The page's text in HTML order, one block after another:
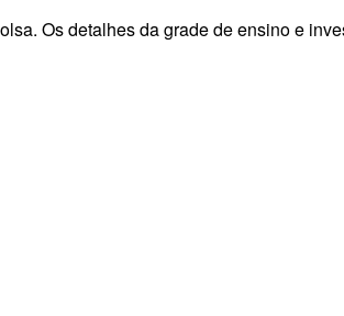
Os detalhes da grade de ensino e